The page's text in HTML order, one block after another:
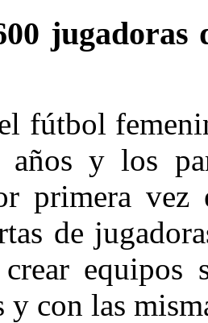
fútbol
años y los
primera vez
de
equipos
y con las